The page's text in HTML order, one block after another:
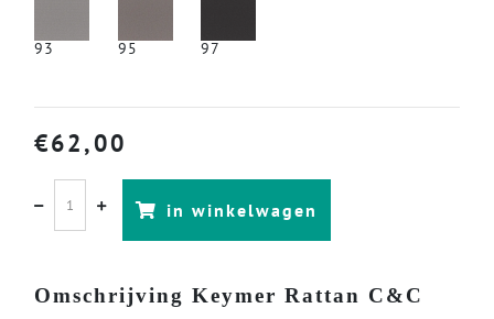
93 95 97
€62,00
in winkelwagen
Omschrijving Keymer Rattan C&C